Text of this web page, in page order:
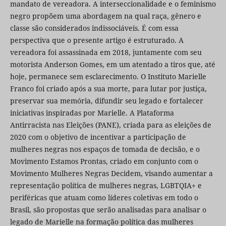
mandato de vereadora. A interseccionalidade e o feminismo
negro propõem uma abordagem na qual raça, gênero e
classe são considerados indissociáveis. É com essa
perspectiva que o presente artigo é estruturado. A
vereadora foi assassinada em 2018, juntamente com seu
motorista Anderson Gomes, em um atentado a tiros que, até
hoje, permanece sem esclarecimento. O Instituto Marielle
Franco foi criado após a sua morte, para lutar por justiça,
preservar sua memória, difundir seu legado e fortalecer
iniciativas inspiradas por Marielle. A Plataforma
Antirracista nas Eleições (PANE), criada para as eleições de
2020 com o objetivo de incentivar a participação de
mulheres negras nos espaços de tomada de decisão, e o
Movimento Estamos Prontas, criado em conjunto com o
Movimento Mulheres Negras Decidem, visando aumentar a
representação política de mulheres negras, LGBTQIA+ e
periféricas que atuam como líderes coletivas em todo o
Brasil, são propostas que serão analisadas para analisar o
legado de Marielle na formação política das mulheres